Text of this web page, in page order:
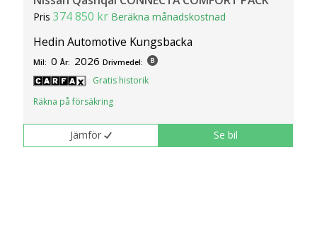
Pris374 850 kr Beräkna månadskostnad
Hedin Automotive Kungsbacka
Mil: 0 År: 2026 Drivmedel:
Gratis historik
Räkna på försäkring
Jämför Se bil